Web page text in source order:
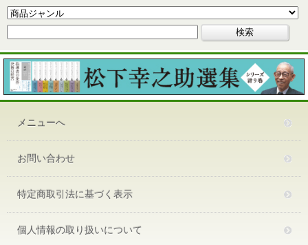
メニューへ
お問い合わせ
特定商取引法に基づく表示
個人情報の取り扱いについて